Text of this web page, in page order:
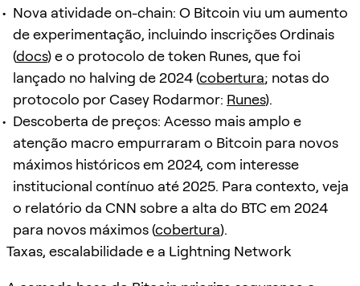
Nova atividade on-chain: O Bitcoin viu um aumento
de experimentação, incluindo inscrições Ordinais
(docs) e o protocolo de token Runes, que foi
lançado no halving de 2024 (cobertura; notas do
protocolo por Casey Rodarmor: Runes).
Descoberta de preços: Acesso mais amplo e
atenção macro empurraram o Bitcoin para novos
máximos históricos em 2024, com interesse
institucional contínuo até 2025. Para contexto, veja
o relatório da CNN sobre a alta do BTC em 2024
para novos máximos (cobertura).
Taxas, escalabilidade e a Lightning Network